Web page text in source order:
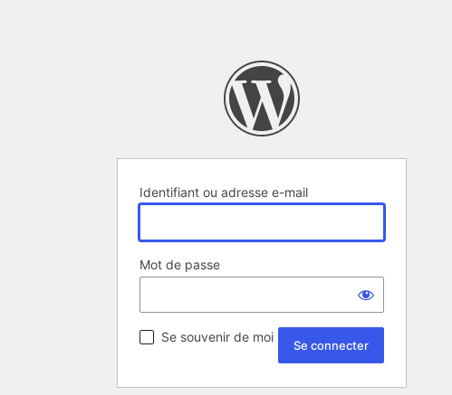
Identifiant ou adresse e-mail
Mot de passe
Se souvenir de moi